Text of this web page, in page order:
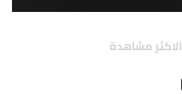
الاكثر مشاهدة